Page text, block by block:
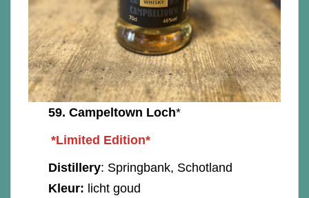
59. Campeltown Loch*
*Limited Edition*
Distillery: Springbank, Schotland
Kleur: licht goud